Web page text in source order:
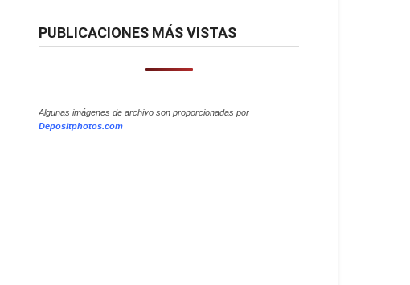
PUBLICACIONES MÁS VISTAS
Algunas imágenes de archivo son proporcionadas por
Depositphotos.com